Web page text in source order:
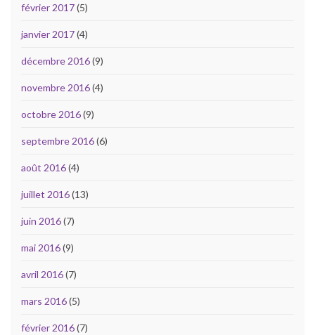
février 2017(5)
janvier 2017(4)
décembre 2016(9)
novembre 2016(4)
octobre 2016(9)
septembre 2016(6)
août 2016(4)
juillet 2016(13)
juin 2016(7)
mai 2016(9)
avril 2016(7)
mars 2016(5)
février 2016(7)